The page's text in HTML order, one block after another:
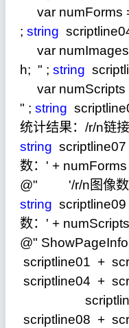
var numForms
; string
var numImages
h; " ; string
var numScripts
" ; string
统计结果：/r/n链
string scriptline07
数：' +
@"
'/r/n图像数
string scriptline09
数：' +
@"
scriptline01 +
scriptline04 +
scriptline08 +